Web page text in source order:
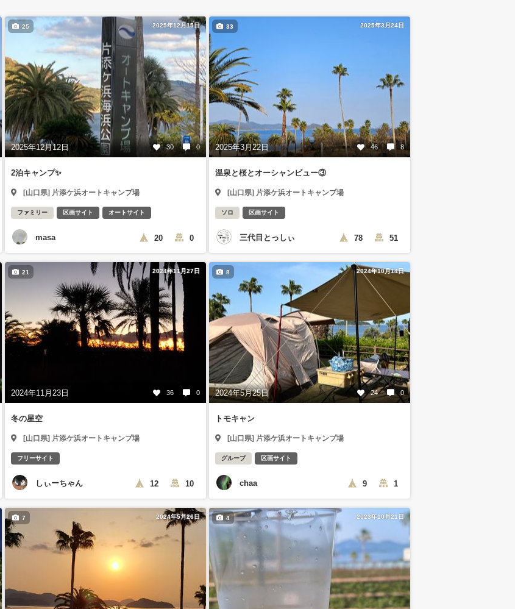
2025年12月15日
2025年12月12日 30 0
25
2泊キャンプ✨
[山口県] 片添ケ浜オートキャンプ場
ファミリー 区画サイト オートサイト
masa 20 0
2025年3月24日
2025年3月22日 46 8
33
温泉と桜とオーシャンビュー③
[山口県] 片添ケ浜オートキャンプ場
ソロ 区画サイト
三代目とっしぃ 78 51
2024年11月27日
2024年11月23日 36 0
21
冬の星空
[山口県] 片添ケ浜オートキャンプ場
フリーサイト
しぃーちゃん 12 10
2024年10月14日
2024年5月25日 24 0
8
トモキャン
[山口県] 片添ケ浜オートキャンプ場
グループ 区画サイト
chaa 9 1
2024年5月26日
7 2023年10月21日
4